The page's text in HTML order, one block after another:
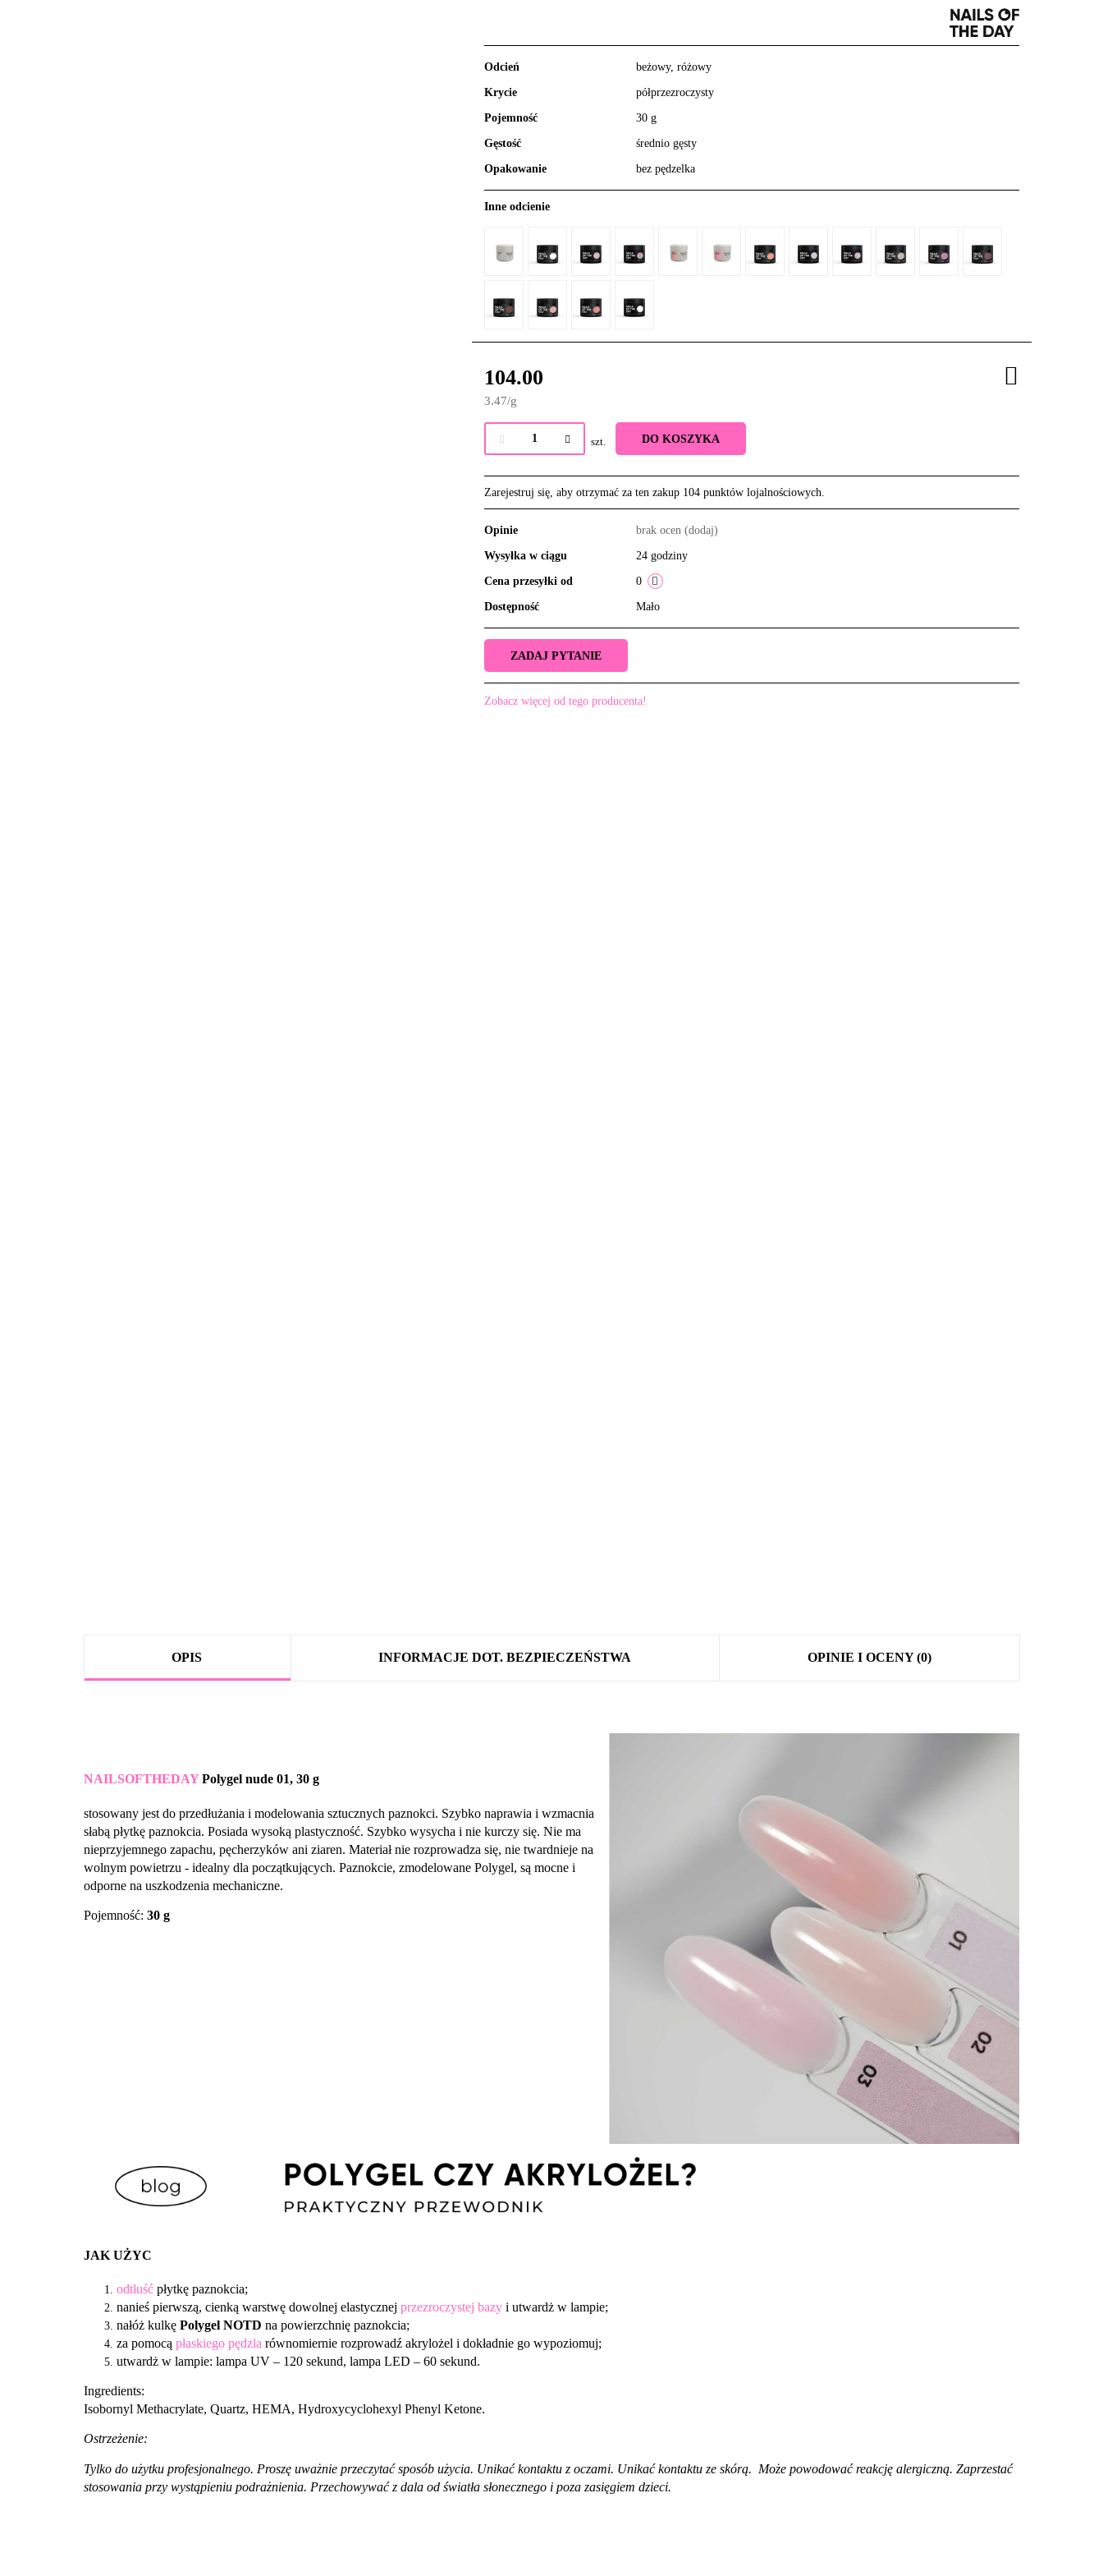
Odcień beżowy, różowy
Krycie półprzezroczysty
Pojemność 30 g
Gęstość średnio gęsty
Opakowanie bez pędzelka
Inne odcienie
104.00
3.47/g
szt. DO KOSZYKA
Zarejestruj się, aby otrzymać za ten zakup 104 punktów lojalnościowych.
Opinie brak ocen (dodaj)
Wysyłka w ciągu 24 godziny
Cena przesyłki od 0
Dostępność Mało
ZADAJ PYTANIE
Zobacz więcej od tego producenta!
OPIS INFORMACJE DOT. BEZPIECZEŃSTWA OPINIE I OCENY (0)
NAILSOFTHEDAY Polygel nude 01, 30 g
stosowany jest do przedłużania i modelowania sztucznych paznokci. Szybko naprawia i wzmacnia
słabą płytkę paznokcia. Posiada wysoką plastyczność. Szybko wysycha i nie kurczy się. Nie ma
nieprzyjemnego zapachu, pęcherzyków ani ziaren. Materiał nie rozprowadza się, nie twardnieje na
wolnym powietrzu - idealny dla początkujących. Paznokcie, zmodelowane Polygel, są mocne i
odporne na uszkodzenia mechaniczne.
Pojemność: 30 g
JAK UŻYC
odtłuść płytkę paznokcia;
nanieś pierwszą, cienką warstwę dowolnej elastycznej przezroczystej bazy i utwardż w lampie;
nałóż kulkę Polygel NOTD na powierzchnię paznokcia;
za pomocą płaskiego pędzla równomiernie rozprowadź akrylożel i dokładnie go wypoziomuj;
utwardż w lampie: lampa UV – 120 sekund, lampa LED – 60 sekund.
Ingredients:
Isobornyl Methacrylate, Quartz, HEMA, Hydroxycyclohexyl Phenyl Ketone.
Ostrzeżenie:
Tylko do użytku profesjonalnego. Proszę uważnie przeczytać sposób użycia. Unikać kontaktu z oczami. Unikać kontaktu ze skórą. Może powodować reakcję alergiczną. Zaprzestać
stosowania przy wystąpieniu podrażnienia. Przechowywać z dala od światła słonecznego i poza zasięgiem dzieci.